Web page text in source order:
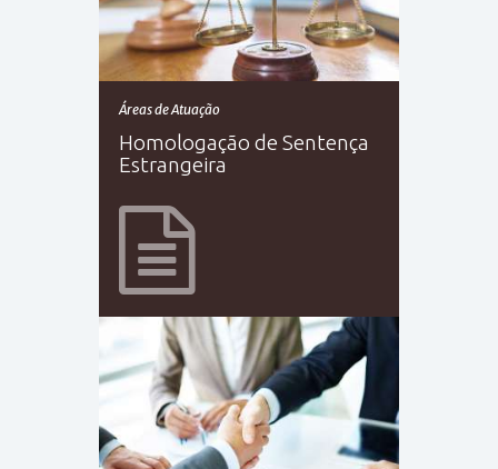
Áreas de Atuação
Homologação de Sentença
Estrangeira